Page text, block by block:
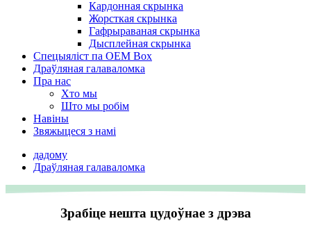
Кардонная скрынка
Жорсткая скрынка
Гафрыраваная скрынка
Дысплейная скрынка
Спецыяліст па OEM Box
Драўляная галаваломка
Пра нас
Хто мы
Што мы робім
Навіны
Звяжыцеся з намі
дадому
Драўляная галаваломка
Зрабіце нешта цудоўнае з дрэва